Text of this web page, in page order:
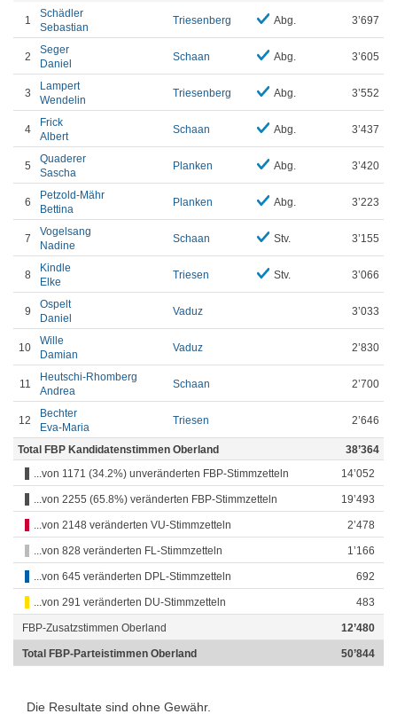
1
Schädler
Sebastian
Triesenberg Abg. 3’697
2
Seger
Daniel
Schaan Abg. 3’605
3
Lampert
Wendelin
Triesenberg Abg. 3’552
4
Frick
Albert
Schaan Abg. 3’437
5
Quaderer
Sascha
Planken Abg. 3’420
6
Petzold-Mähr
Bettina
Planken Abg. 3’223
7
Vogelsang
Nadine
Schaan Stv. 3’155
8
Kindle
Elke
Triesen Stv. 3’066
9
Ospelt
Daniel
Vaduz 3’033
10
Wille
Damian
Vaduz 2’830
11
Heutschi-Rhomberg
Andrea
Schaan 2’700
12
Bechter
Eva-Maria
Triesen 2’646
Total FBP Kandidatenstimmen Oberland
38’364
...von 1171 (34.2%) unveränderten FBP-Stimmzetteln
14’052
...von 2255 (65.8%) veränderten FBP-Stimmzetteln 19’493
...von 2148 veränderten VU-Stimmzetteln 2’478
...von 828 veränderten FL-Stimmzetteln 1’166
...von 645 veränderten DPL-Stimmzetteln 692
...von 291 veränderten DU-Stimmzetteln 483
FBP-Zusatzstimmen Oberland 12’480
Total FBP-Parteistimmen Oberland 50’844
Die Resultate sind ohne Gewähr.